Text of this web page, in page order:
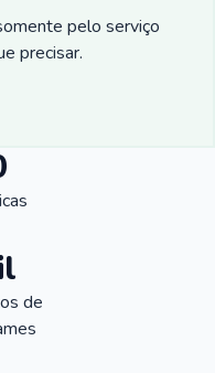
pelo serviço
precisar.
de